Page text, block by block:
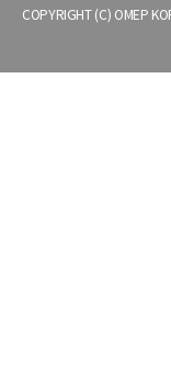
COPYRIGHT (C) OMEP